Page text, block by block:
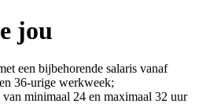
jou
een bijbehorende salaris vanaf
36-urige werkweek;
minimaal 24 en maximaal 32 uur